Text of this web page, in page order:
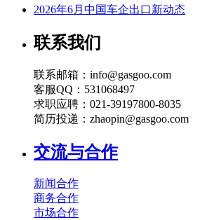
2026年6月中国车企出口新动态
联系我们
联系邮箱：info@gasgoo.com
客服QQ：531068497
求职应聘：021-39197800-8035
简历投递：zhaopin@gasgoo.com
交流与合作
新闻合作
商务合作
市场合作